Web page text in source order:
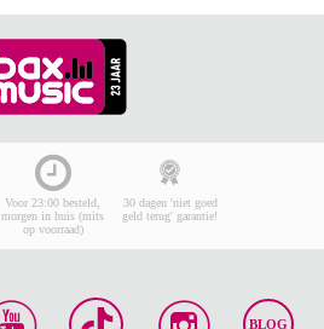
Voor 23:00 besteld,
morgen in huis (mits
op voorraad)
30 dagen 'niet goed
geld terug' garantie!
BLOG